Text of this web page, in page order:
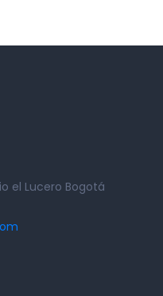
el Lucero Bogotá